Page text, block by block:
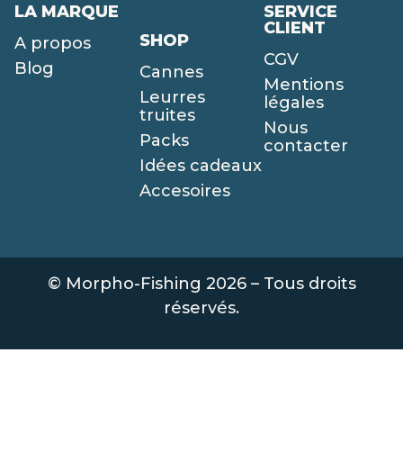
LA MARQUE
A propos
Blog
SHOP
Cannes
Leurres
truites
Packs
Idées cadeaux
Accesoires
SERVICE
CLIENT
CGV
Mentions
légales
Nous
contacter
© Morpho-Fishing 2026 – Tous droits
réservés.